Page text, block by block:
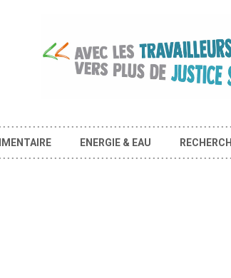
ENERGIE & EAU